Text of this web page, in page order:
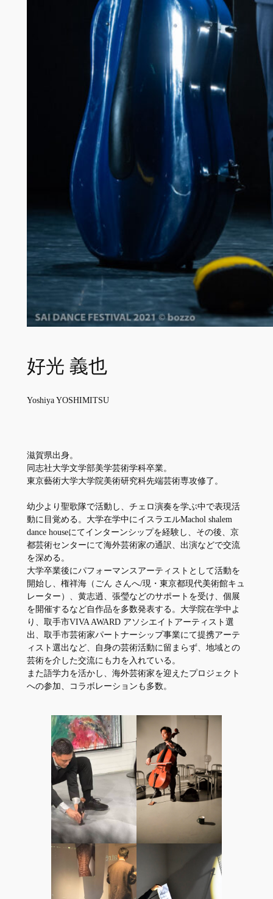
好光 義也
Yoshiya YOSHIMITSU
滋賀県出⾝。
同志社⼤学⽂学部美学芸術学科卒業。
東京藝術⼤学⼤学院美術研究科先端芸術専攻修了。
幼少より聖歌隊で活動し、チェロ演奏を学ぶ中で表現活
動に⽬覚める。⼤学在学中にイスラエルMachol shalem
dance houseにてインターンシップを経験し、その後、京
都芸術センターにて海外芸術家の通訳、出演などで交流
を深める。
⼤学卒業後にパフォーマンスアーティストとして活動を
開始し、権祥海（ごん さんへ/現・東京都現代美術館キュ
レーター）、黄志逍、張瑩などのサポートを受け、個展
を開催するなど⾃作品を多数発表する。⼤学院在学中よ
り、取⼿市VIVA AWARD アソシエイトアーティスト選
出、取⼿市芸術家パートナーシップ事業にて提携アーテ
ィスト選出など、⾃⾝の芸術活動に留まらず、地域との
芸術を介した交流にも⼒を⼊れている。
また語学⼒を活かし、海外芸術家を迎えたプロジェクト
への参加、コラボレーションも多数。